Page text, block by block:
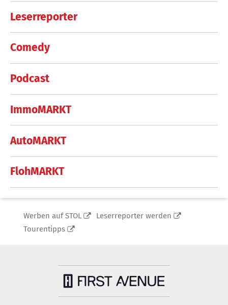
Leserreporter
Comedy
Podcast
ImmoMARKT
AutoMARKT
FlohMARKT
Werben auf STOL
Leserreporter werden
Tourentipps